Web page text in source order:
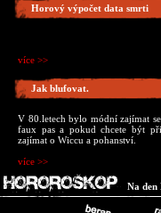
Horový výpočet data smrti
více >>
Jak blufovat.
V 80.letech bylo módní zajímat
faux pas a pokud chcete být
zajímat o Wiccu a pohanství.
více >>
Na